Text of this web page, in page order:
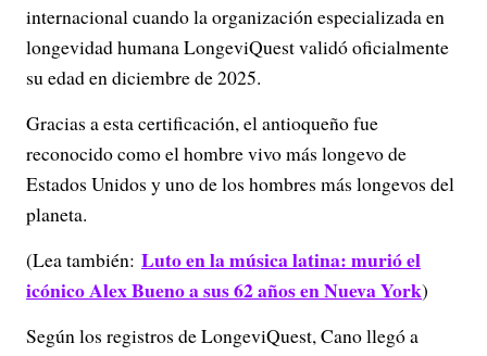
internacional cuando la organización especializada en
longevidad humana LongeviQuest validó oficialmente
su edad en diciembre de 2025.
Gracias a esta certificación, el antioqueño fue
reconocido como el hombre vivo más longevo de
Estados Unidos y uno de los hombres más longevos del
planeta.
(Lea también: Luto en la música latina: murió el
icónico Alex Bueno a sus 62 años en Nueva York)
Según los registros de LongeviQuest, Cano llegó a